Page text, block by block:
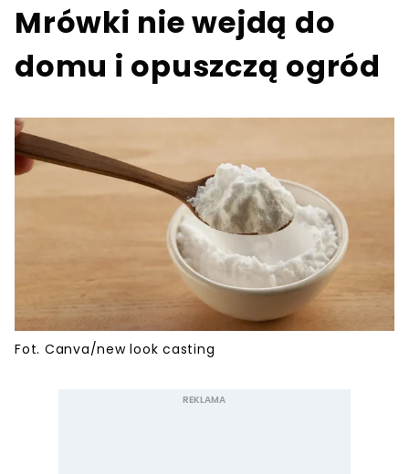
Mrówki nie wejdą do
domu i opuszczą ogród
Fot. Canva/new look casting